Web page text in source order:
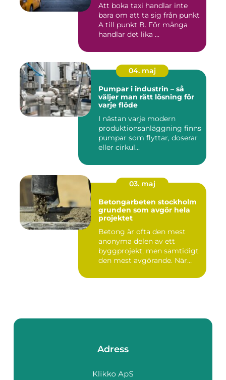
Att boka taxi handlar inte
bara om att ta sig från punkt
A till punkt B. För många
handlar det lika ...
04. maj
Pumpar i industrin – så
väljer man rätt lösning för
varje flöde
I nästan varje modern
produktionsanläggning finns
pumpar som flyttar, doserar
eller cirkul...
03. maj
Betongarbeten stockholm
grunden som avgör hela
projektet
Betong är ofta den mest
anonyma delen av ett
byggprojekt, men samtidigt
den mest avgörande. När
Adress